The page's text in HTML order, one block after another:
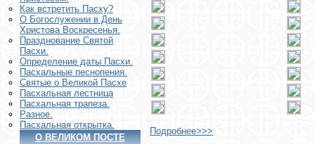
Как встретить Пасху?
О Богослужении в День
Христова Воскресенья.
Празднование Святой
Пасхи.
Определение даты Пасхи.
Пасхальные песнопения.
Святые о Великой Пасхе
Пасхальная лестница
Пасхальная трапеза.
Разное.
Пасхальная открытка.
О ВЕЛИКОМ ПОСТЕ
Подробнее>>>